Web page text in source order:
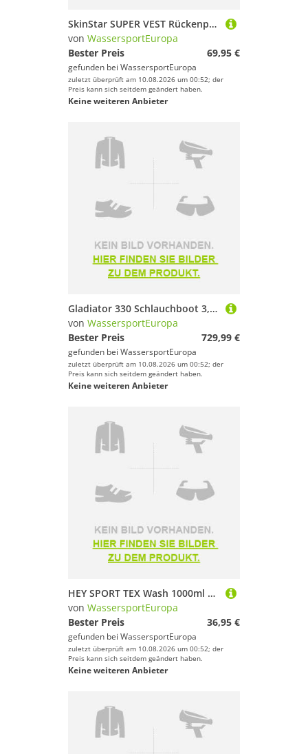
SkinStar SUPER VEST Rückenprotektor Protector Ski Snowboard Sicherheitsweste Rüc
von WassersportEuropa
Bester Preis
69,95 €
gefunden bei WassersportEuropa
zuletzt überprüft am 10.08.2026 um 00:52; der
Preis kann sich seitdem geändert haben.
Keine weiteren Anbieter
Gladiator 330 Schlauchboot 3,3 m DWF Luftboden 4 Personen Beiboot Dingi
von WassersportEuropa
Bester Preis
729,99 €
gefunden bei WassersportEuropa
zuletzt überprüft am 10.08.2026 um 00:52; der
Preis kann sich seitdem geändert haben.
Keine weiteren Anbieter
HEY SPORT TEX Wash 1000ml Funktionswaschmittel für Kleidung mit Membranfunktion
von WassersportEuropa
Bester Preis
36,95 €
gefunden bei WassersportEuropa
zuletzt überprüft am 10.08.2026 um 00:52; der
Preis kann sich seitdem geändert haben.
Keine weiteren Anbieter